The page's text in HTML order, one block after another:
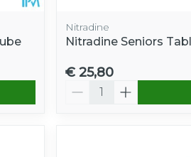
Nitradine
Nitradine Seniors
€ 25,80
Aantal